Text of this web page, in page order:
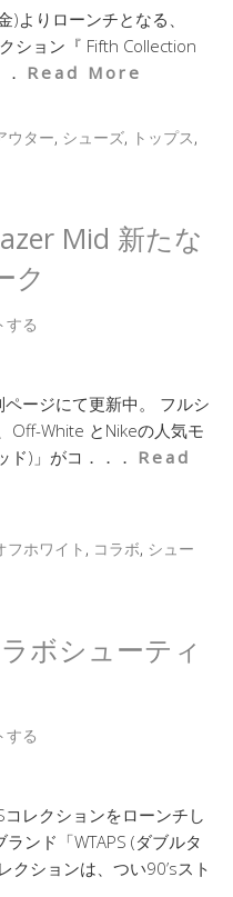
よりローンチとなる、
ション『 Fifth Collection
Read More
ウター, シューズ, トップス,
Mid 新たな
ク
する
ージにて更新中。 フルシ
Off-White とNikeの人気モ
ド)」がコ．．． Read
フホワイト , コラボ, シュー
ボシューティ
する
レクションをローンチし
ンド「WTAPS (ダブルタ
クションは、つい90’sスト